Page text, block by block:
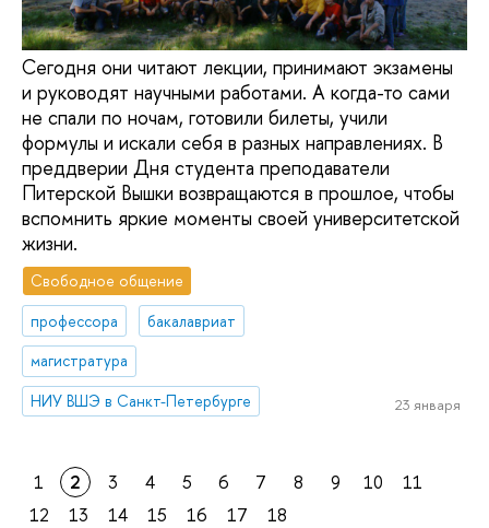
Сегодня они читают лекции, принимают экзамены
и руководят научными работами. А когда-то сами
не спали по ночам, готовили билеты, учили
формулы и искали себя в разных направлениях. В
преддверии Дня студента преподаватели
Питерской Вышки возвращаются в прошлое, чтобы
вспомнить яркие моменты своей университетской
жизни.
Свободное общение
профессора
бакалавриат
магистратура
НИУ ВШЭ в Санкт-Петербурге
23 января
1 2 3 4 5 6 7 8 9 10
11
12
13 14 15 16 17 18